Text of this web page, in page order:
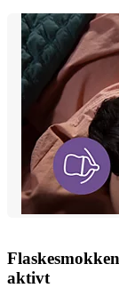
aktivt